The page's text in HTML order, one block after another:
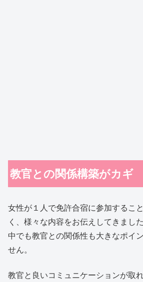
教官との関係構築がカギ
女性が１人で免許合宿に参加するこ
く、様々な内容をお伝えしてきまし
中でも教官との関係性も大きなポイ
せん。
教官と良いコミュニケーションが取